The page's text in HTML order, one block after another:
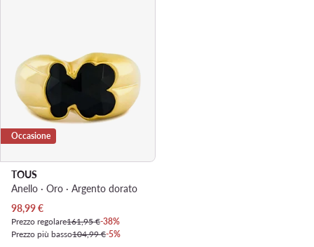
Occasione
TOUS
Anello · Oro · Argento dorato
Prezzo attuale
98,99€
Prezzo regolare161,95 €-38%
Prezzo più basso104,99 €-5%